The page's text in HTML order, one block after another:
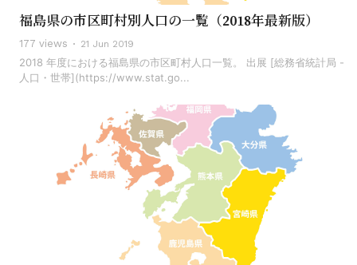
福島県の市区町村別人口の一覧（2018年最新版）
177 views 21 Jun 2019
2018 年度における福島県の市区町村人口一覧。 出展 [総務省統計局 -
人口・世帯](https://www.stat.go...